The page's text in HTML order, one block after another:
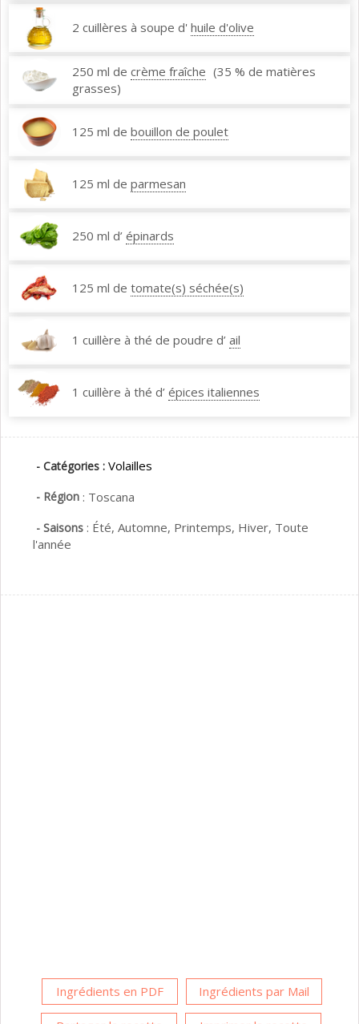
2 cuillères à soupe d' huile d'olive
250 ml de crème fraîche (35 % de matières
grasses)
125 ml de bouillon de poulet
125 ml de parmesan
250 ml d’ épinards
125 ml de tomate(s) séchée(s)
1 cuillère à thé de poudre d’ ail
1 cuillère à thé d’ épices italiennes
- Catégories : Volailles
- Région : Toscana
- Saisons : Été, Automne, Printemps, Hiver, Toute
l'année
Ingrédients en PDF Ingrédients par Mail